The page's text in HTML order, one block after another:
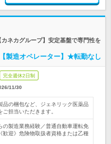
ネカグループ】安定基盤で専門性を
製造オペレーター】★転勤なし
完全週休2日制
11/30
品の梱包など、ジェネリック医薬品
担当いただきます。
の製造業務経験／普通自動車運転免
歓迎》危険物取扱者資格または乙種